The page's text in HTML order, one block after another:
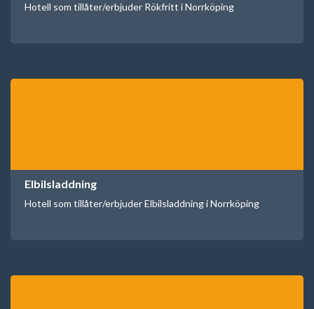
Hotell som tillåter/erbjuder Rökfritt i Norrköping
Elbilsladdning
Hotell som tillåter/erbjuder Elbilsladdning i Norrköping